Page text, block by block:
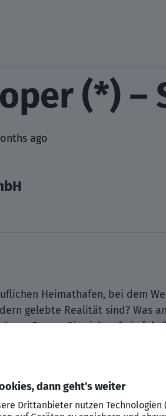
(*)
ago
Heimathafen, bei dem
gelebte Realität sind? Was
Freuen Sie sich auf ein
mittlerweile zu einem der
wird hier folgerichtig
Art der Arbeitsatmosphäre
nuram Puls der Zeit,